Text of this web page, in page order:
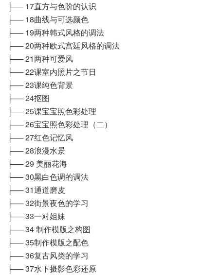
├── 17直方与色阶的认识
├── 18曲线与可选颜色
├── 19两种韩式风格的调法
├── 20两种欧式宫廷风格的调法
├── 21两种可爱风
├── 22课室内照片之节日
├── 23课纯色背景
├── 24抠图
├── 25课宝宝照色彩处理
├── 26宝宝照色彩处理（二）
├── 27红色记忆风
├── 28浪漫水景
├── 29 美丽花海
├── 30黑白色调的调法
├── 31通道磨皮
├── 32街景夜色的学习
├── 33一对姐妹
├── 34 制作模版之构图
├── 35制作模版之配色
├── 36复古风类的学习
├── 37水下摄影色彩还原